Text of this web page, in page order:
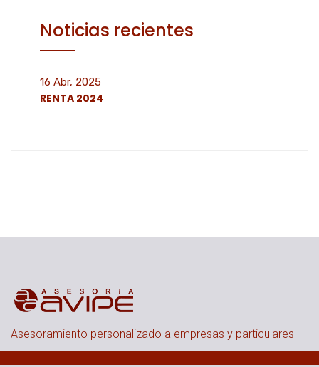
Noticias recientes
16 Abr, 2025
RENTA 2024
Asesoramiento personalizado a empresas y particulares